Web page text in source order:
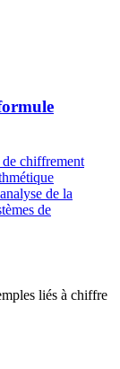
chiffrement
de la
de
liés à chiffre